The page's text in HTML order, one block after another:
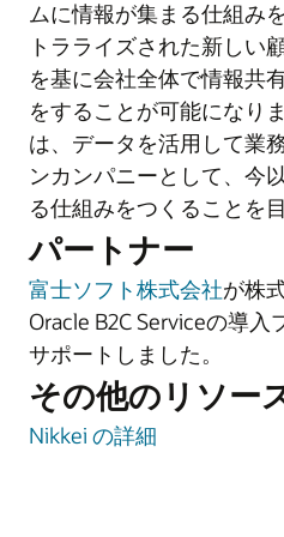
ムに情報が集まる仕組み
トラライズされた新しい
を基に会社全体で情報共
をすることが可能になり
は、データを活用して業
ンカンパニーとして、今
る仕組みをつくることを
パートナー
富士ソフト株式会社が株
Oracle B2C Serviceの導
サポートしました。
その他のリソー
Nikkei の詳細